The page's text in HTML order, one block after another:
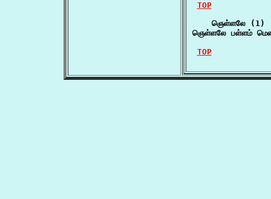
TOP
    ஞெள்ளலே (1)
ஞெள்ளலே பள்ளம்
TOP